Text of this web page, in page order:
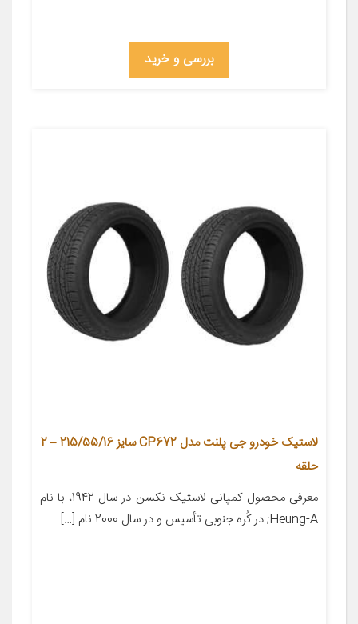
بررسی و خرید
لاستیک خودرو جی پلنت مدل CP672 سایز 215/55/16 – 2
حلقه
معرفی محصول کمپانی لاستیک نکسن در سال 1942، با نام
Heung-A; در کُره­ جنوبی تأسیس و در سال 2000 نام […]